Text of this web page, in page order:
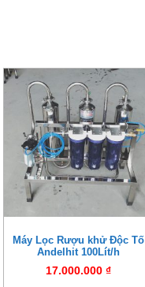
Máy Lọc Rượu khử Độc Tố
Andelhit 100Lít/h
17.000.000 ₫